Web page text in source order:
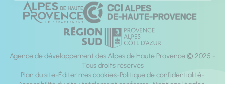
Agence de développement des Alpes de Haute Provence © 2025 -
Tous droits réservés
Plan du site Éditer mes cookies Politique de confidentialité
Accessibilité du site : totalement conforme Mentions légales